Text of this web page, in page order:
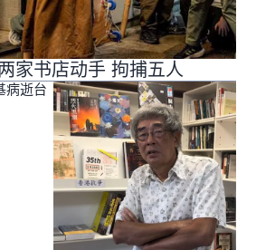
家书店动手 拘捕五人
病逝台